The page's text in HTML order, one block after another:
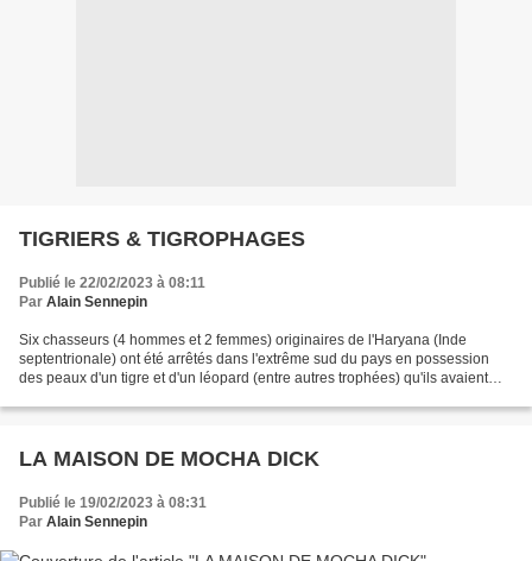
TIGRIERS & TIGROPHAGES
Publié le 22/02/2023 à 08:11
Par Alain Sennepin
Six chasseurs (4 hommes et 2 femmes) originaires de l'Haryana (Inde
septentrionale) ont été arrêtés dans l'extrême sud du pays en possession
des peaux d'un tigre et d'un léopard (entre autres trophées) qu'ils avaient
LA MAISON DE MOCHA DICK
Publié le 19/02/2023 à 08:31
Par Alain Sennepin